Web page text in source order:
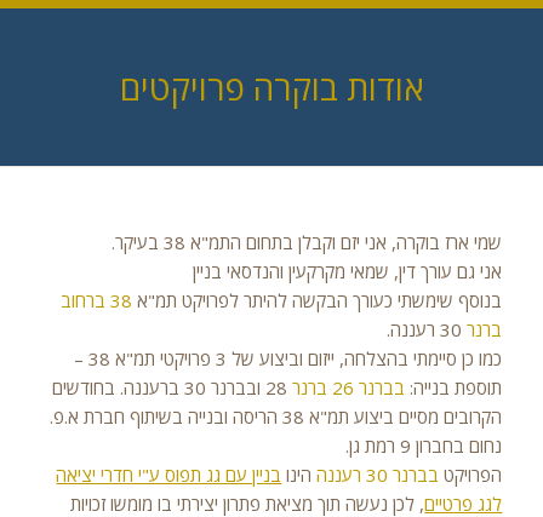
אודות בוקרה פרויקטים
שמי ארז בוקרה, אני יזם וקבלן בתחום התמ"א 38 בעיקר.
אני גם עורך דין, שמאי מקרקעין והנדסאי בניין
בנוסף שימשתי כעורך הבקשה להיתר לפרויקט תמ"א
38 ברחוב
ברנר30 רעננה.
כמו כן סיימתי בהצלחה, ייזום וביצוע של 3 פרויקטי תמ"א 38 –
תוספת בנייה: בברנר 26 ברנר
28 ובברנר 30 ברעננה. בחודשים
הקרובים מסיים ביצוע תמ"א 38 הריסה ובנייה בשיתוף חברת א.פ.
נחום בחברון 9 רמת גן.
הפרויקט בברנר 30 רעננה הינו בניין עם גג תפוס ע"י חדרי יציאה
לגג פרטיים, לכן נעשה תוך מציאת פתרון יצירתי בו מומשו זכויות